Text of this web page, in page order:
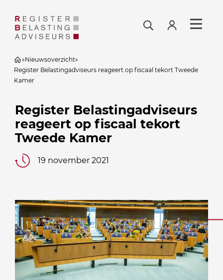
»Nieuwsoverzicht»
Register Belastingadviseurs reageert op fiscaal tekort Tweede
Kamer
Register Belastingadviseurs
reageert op fiscaal tekort
Tweede Kamer
19 november 2021